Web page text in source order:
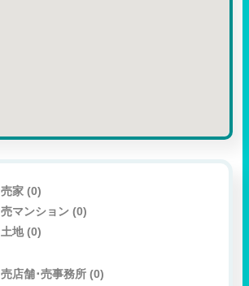
売家 (0)
売マンション (0)
土地 (0)
売店舗･売事務所 (0)